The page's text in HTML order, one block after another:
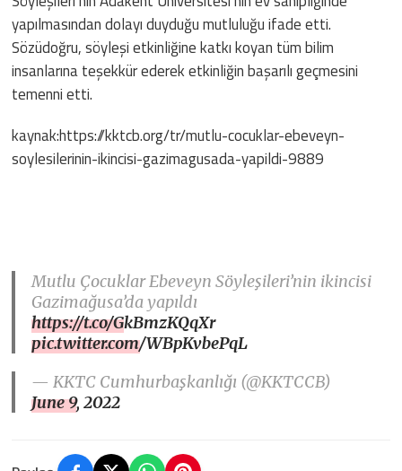
yapılmasından dolayı duyduğu mutluluğu ifade etti.
Sözüdoğru, söyleşi etkinliğine katkı koyan tüm bilim
insanlarına teşekkür ederek etkinliğin başarılı geçmesini
temenni etti.
kaynak:https://kktcb.org/tr/mutlu-cocuklar-ebeveyn-
soylesilerinin-ikincisi-gazimagusada-yapildi-9889
Mutlu Çocuklar Ebeveyn Söyleşileri’nin ikincisi
Gazimağusa’da yapıldı
https://t.co/GkBmzKQqXr
pic.twitter.com/WBpKvbePqL
— KKTC Cumhurbaşkanlığı (@KKTCCB)
June 9, 2022